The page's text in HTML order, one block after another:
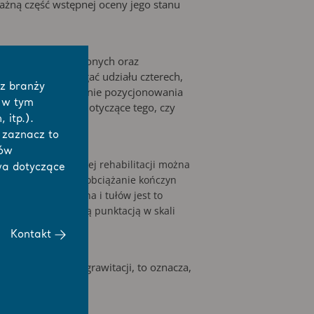
część wstępnej oceny jego stanu
słabo pobudzonych oraz
może wymagać udziału czterech,
podłączeń np. linie pozycjonowania
wątpliwości dotyczące tego, czy
bardziej aktywnej rehabilitacji można
ułatwia obciążanie kończyn
kolana i tułów jest to
pacjentów z niską punktacją w skali
przeciwnym do grawitacji, to oznacza,
branży
tym
itp.).
to
dotyczące
Kontakt